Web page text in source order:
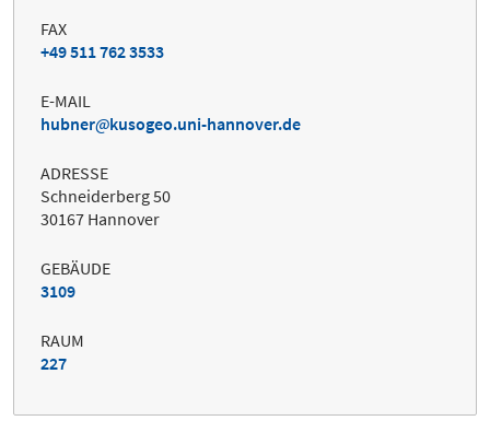
FAX
+49 511 762 3533
E-MAIL
hubner
kusogeo.uni-hannover.de
ADRESSE
Schneiderberg 50
30167 Hannover
GEBÄUDE
3109
RAUM
227